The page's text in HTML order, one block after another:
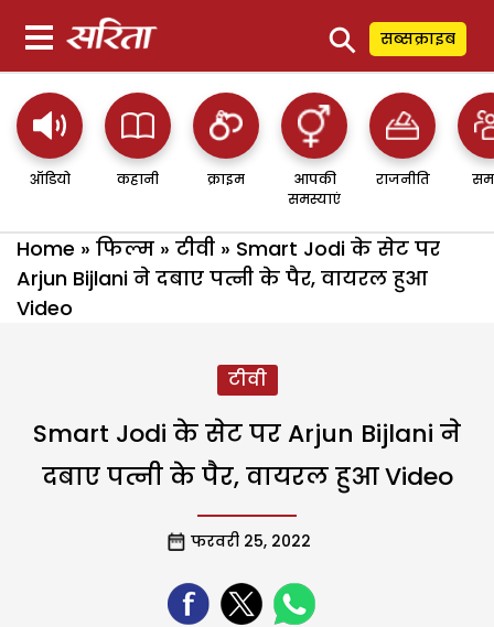
⚲ सब्सक्राइब
ऑडियो कहानी क्राइम
आपकी
समस्याएं
राजनीति
Home » फिल्म » टीवी » Smart Jodi के सेट पर
Arjun Bijlani ने दबाए पत्नी के पैर, वायरल हुआ
Video
टीवी
Smart Jodi के सेट पर Arjun Bijlani ने
दबाए पत्नी के पैर, वायरल हुआ Video
फरवरी 25, 2022